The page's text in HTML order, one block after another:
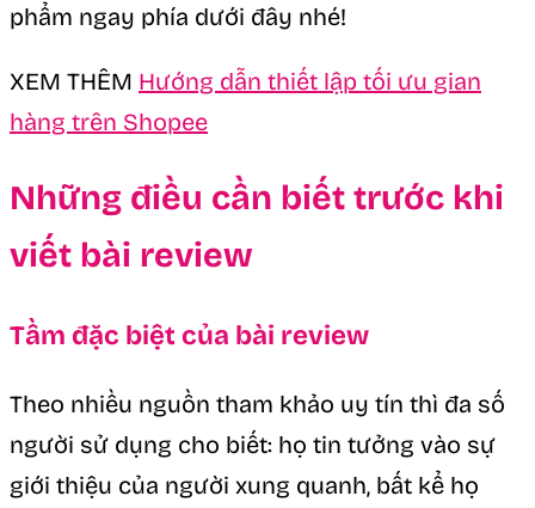
phẩm ngay phía dưới đây nhé!
XEM THÊM Hướng dẫn thiết lập tối ưu gian
hàng trên Shopee
Những điều cần biết trước khi
viết bài review
Tầm đặc biệt của bài review
Theo nhiều nguồn tham khảo uy tín thì đa số
người sử dụng cho biết: họ tin tưởng vào sự
giới thiệu của người xung quanh, bất kể họ